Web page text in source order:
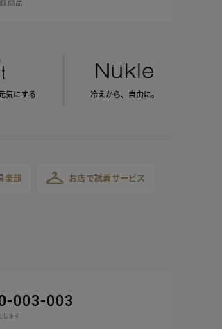
気にする 冷えから、 自由に。
楽部 お店で試着サービス
003-003
します